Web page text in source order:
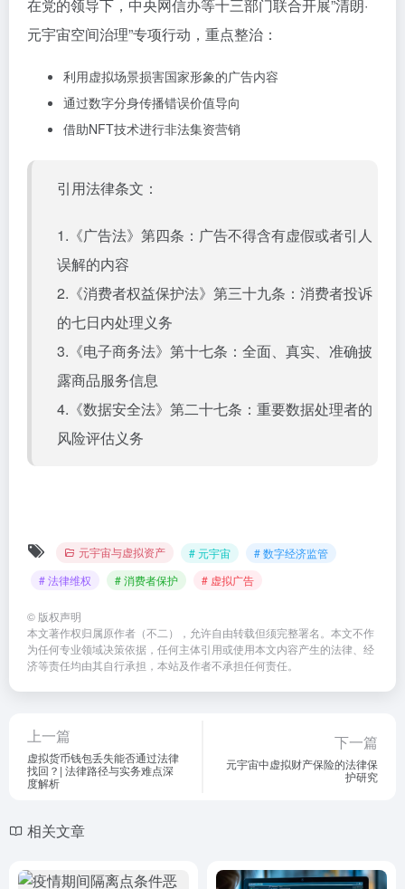
在党的领导下，中央网信办等十三部门联合开展”清朗·
元宇宙空间治理”专项行动，重点整治：
利用虚拟场景损害国家形象的广告内容
通过数字分身传播错误价值导向
借助NFT技术进行非法集资营销
引用法律条文：
1.《广告法》第四条：广告不得含有虚假或者引人
误解的内容
2.《消费者权益保护法》第三十九条：消费者投诉
的七日内处理义务
3.《电子商务法》第十七条：全面、真实、准确披
露商品服务信息
4.《数据安全法》第二十七条：重要数据处理者的
风险评估义务
元宇宙与虚拟资产 # 元宇宙
# 数字经济监管
# 法律维权
# 消费者保护 # 虚拟广告
© 版权声明
本文著作权归属原作者（不二），允许自由转载但须完整署名。本文不作
为任何专业领域决策依据，任何主体引用或使用本文内容产生的法律、经
济等责任均由其自行承担，本站及作者不承担任何责任。
上一篇
虚拟货币钱包丢失能否通过法律
找回？| 法律路径与实务难点深
度解析
下一篇
元宇宙中虚拟财产保险的法律保
护研究
相关文章